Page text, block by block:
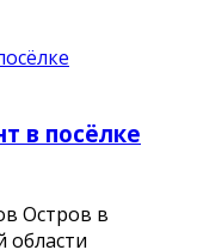
в посёлке
Остров в
области